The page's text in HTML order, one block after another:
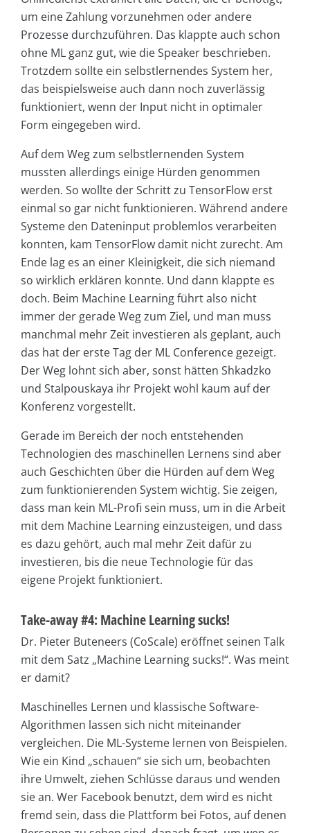
um eine Zahlung vorzunehmen oder andere
Prozesse durchzuführen. Das klappte auch schon
ohne ML ganz gut, wie die Speaker beschrieben.
Trotzdem sollte ein selbstlernendes System her,
das beispielsweise auch dann noch zuverlässig
funktioniert, wenn der Input nicht in optimaler
Form eingegeben wird.
Auf dem Weg zum selbstlernenden System
mussten allerdings einige Hürden genommen
werden. So wollte der Schritt zu TensorFlow erst
einmal so gar nicht funktionieren. Während andere
Systeme den Dateninput problemlos verarbeiten
konnten, kam TensorFlow damit nicht zurecht. Am
Ende lag es an einer Kleinigkeit, die sich niemand
so wirklich erklären konnte. Und dann klappte es
doch. Beim Machine Learning führt also nicht
immer der gerade Weg zum Ziel, und man muss
manchmal mehr Zeit investieren als geplant, auch
das hat der erste Tag der ML Conference gezeigt.
Der Weg lohnt sich aber, sonst hätten Shkadzko
und Stalpouskaya ihr Projekt wohl kaum auf der
Konferenz vorgestellt.
Gerade im Bereich der noch entstehenden
Technologien des maschinellen Lernens sind aber
auch Geschichten über die Hürden auf dem Weg
zum funktionierenden System wichtig. Sie zeigen,
dass man kein ML-Profi sein muss, um in die Arbeit
mit dem Machine Learning einzusteigen, und dass
es dazu gehört, auch mal mehr Zeit dafür zu
investieren, bis die neue Technologie für das
eigene Projekt funktioniert.
Take-away #4: Machine Learning sucks!
Dr. Pieter Buteneers (CoScale) eröffnet seinen Talk
mit dem Satz „Machine Learning sucks!“. Was meint
er damit?
Maschinelles Lernen und klassische Software-
Algorithmen lassen sich nicht miteinander
vergleichen. Die ML-Systeme lernen von Beispielen.
Wie ein Kind „schauen“ sie sich um, beobachten
ihre Umwelt, ziehen Schlüsse daraus und wenden
sie an. Wer Facebook benutzt, dem wird es nicht
fremd sein, dass die Plattform bei Fotos, auf denen